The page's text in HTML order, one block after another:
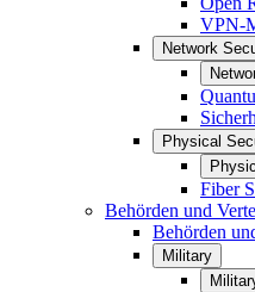
VPN-
Network
Physical
Fiber
Behörden und
Behörden
Military